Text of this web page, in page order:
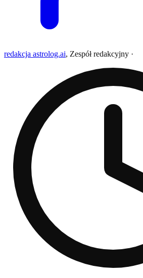
redakcja astrolog.ai, Zespół redakcyjny ·